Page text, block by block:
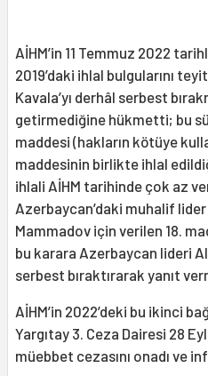
AİHM’in 11 Temmuz 2022
2019’daki ihlal bulgularını
Kavala’yı derhâl serbest
getirmediğine hükmetti; bu
maddesi (hakların kötüye
maddesinin birlikte ihlal
ihlali AİHM tarihinde çok az
Azerbaycan’daki muhalif
Mammadov için verilen 18.
bu karara Azerbaycan lideri
serbest bıraktırarak yanıt
AİHM’in 2022’deki bu ikinci
Yargıtay 3. Ceza Dairesi 28
müebbet cezasını onadı ve